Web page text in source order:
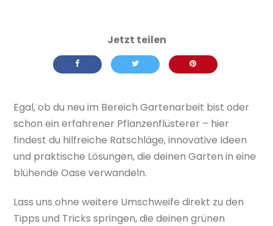
Egal, ob du neu im Bereich Gartenarbeit bist oder
schon ein erfahrener Pflanzenflüsterer – hier
findest du hilfreiche Ratschläge, innovative Ideen
und praktische Lösungen, die deinen Garten in eine
blühende Oase verwandeln.
Lass uns ohne weitere Umschweife direkt zu den
Tipps und Tricks springen, die deinen grünen